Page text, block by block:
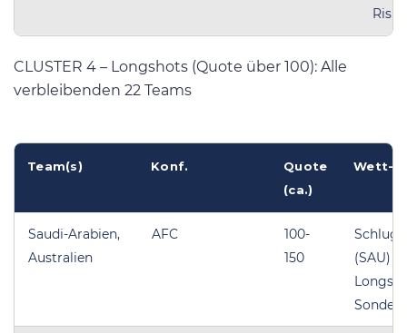
CLUSTER 4 – Longshots (Quote über 100): Alle
verbleibenden 22 Teams
Team(s) Konf.
Quote
(ca.)
Wett-
Saudi-Arabien,
Australien
AFC
100-
150
Schlug
(SAU)